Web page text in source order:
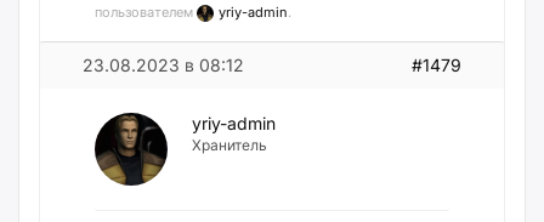
пользователем
yriy-admin.
23.08.2023 в 08:12 #1479
yriy-admin
Хранитель